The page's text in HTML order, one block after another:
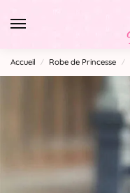
Accueil / Robe de Princesse /